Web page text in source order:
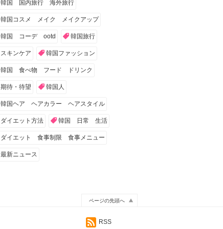
韓国 国内旅行 海外旅行
韓国コスメ メイク メイクアップ
韓国 コーデ ootd 韓国旅行
スキンケア 韓国ファッション
韓国 食べ物 フード ドリンク
期待・待望 韓国人
韓国ヘア ヘアカラー ヘアスタイル
ダイエット方法 韓国 日常 生活
ダイエット 食事制限 食事メニュー
最新ニュース
ページの先頭へ
RSS